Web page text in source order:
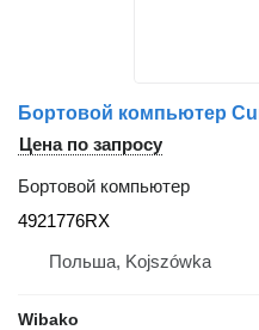
Бортовой компьютер
Цена по запросу
Бортовой компьютер
4921776RX
Польша, Kojszówka
Wibako